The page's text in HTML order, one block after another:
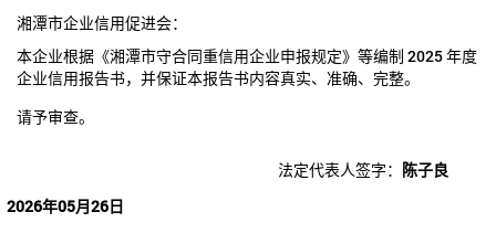
湘潭市企业信用促进会：
本企业根据《湘潭市守合同重信用企业申报规定》等编制 2025年度
企业信用报告书，并保证本报告书内容真实、准确、完整。
请予审查。
法定代表人签字： 陈子良
2026年05月26日